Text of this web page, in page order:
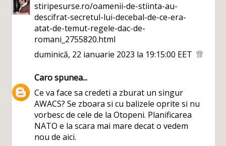
stiripesurse.ro/oamenii-de-stiinta-au-
descifrat-secretul-lui-decebal-de-ce-era-
atat-de-temut-regele-dac-de-
romani_2755820.html
duminică, 22 ianuarie 2023 la 19:15:00 EET
Carospunea...
Ce va face sa credeti a zburat un singur
AWACS? Se zboara si cu balizele oprite si nu
vorbesc de cele de la Otopeni. Planificarea
NATO e la scara mai mare decat o vedem
nou de aici.